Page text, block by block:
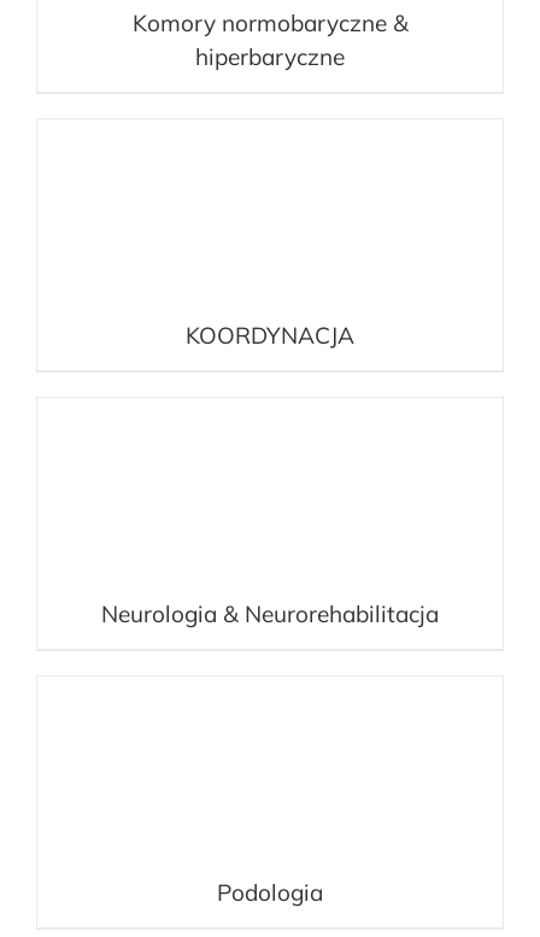
Komory normobaryczne &
hiperbaryczne
KOORDYNACJA
Neurologia & Neurorehabilitacja
Podologia